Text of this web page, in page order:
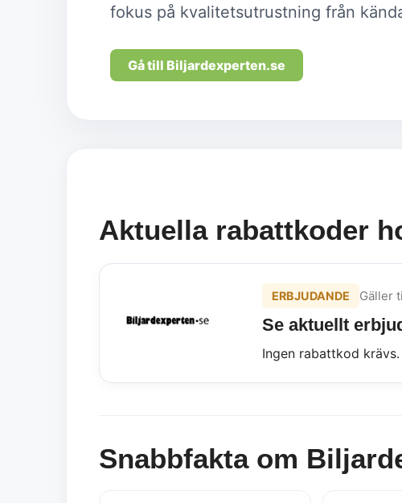
fokus på kvalitetsutrustning från
Gå till Biljardexperten.se
Aktuella rabattkoder
ERBJUDANDE Gäller
Se aktuellt
Ingen rabattkod krävs.
Snabbfakta om